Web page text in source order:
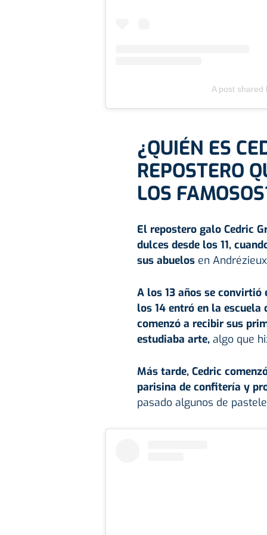
A post shared
¿QUIÉN ES
REPOSTERO
LOS
El repostero galo Cedric
dulces desde los 11,
sus abuelos en
A los 13 años se convirtió
los 14 entró en la escuela
comenzó a recibir sus
estudiaba arte,algo que
Más tarde, Cedric
parisina de confitería y
pasado algunos de